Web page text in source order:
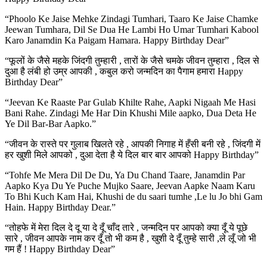
“Phoolo Ke Jaise Mehke Zindagi Tumhari, Taaro Ke Jaise Chamke
Jeewan Tumhara, Dil Se Dua He Lambi Ho Umar Tumhari Kabool
Karo Janamdin Ka Paigam Hamara. Happy Birthday Dear”
“फूलों के जैसे महके जिंदगी तुम्हारी , तारों के जैसे चमके जीवन तुम्हारा , दिल से
दुआ है लंबी हो उम्र आपकी , कबुल करो जन्मदिन का पैगाम हमारा Happy
Birthday Dear”
“Jeevan Ke Raaste Par Gulab Khilte Rahe, Aapki Nigaah Me Hasi
Bani Rahe. Zindagi Me Har Din Khushi Mile aapko, Dua Deta He
Ye Dil Bar-Bar Aapko.”
“जीवन के रास्ते पर गुलाब खिलते रहे , आपकी निगाह में हँसी बनी रहे , जिंदगी में
हर खुशी मिले आपको , दुआ देता है ये दिल बार बार आपको Happy Birthday”
“Tohfe Me Mera Dil De Du, Ya Du Chand Taare, Janamdin Par
Aapko Kya Du Ye Puche Mujko Saare, Jeevan Aapke Naam Karu
To Bhi Kuch Kam Hai, Khushi de du saari tumhe ,Le lu Jo bhi Gam
Hain. Happy Birthday Dear.”
“तोहफे में मेरा दिल दे दू या दे दूँ चाँद तारे , जन्मदिन पर आपको क्या दूँ ये पूछे
सारे , जीवन आपके नाम कर दूँ तो भी कम है , खुशी दे दूँ तुम्हे सारी ,ले लूँ जो भी
गम हैं ! Happy Birthday Dear”